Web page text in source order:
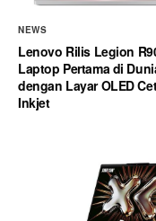
NEWS
Lenovo Rilis Legion
Laptop Pertama di
dengan Layar OLED
Inkjet